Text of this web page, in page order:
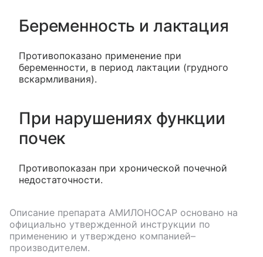
Беременность и лактация
Противопоказано применение при
беременности, в период лактации (грудного
вскармливания).
При нарушениях функции
почек
Противопоказан при хронической почечной
недостаточности.
Описание препарата АМИЛОНОСАР основано на
официально утвержденной инструкции по
применению и утверждено компанией–
производителем.